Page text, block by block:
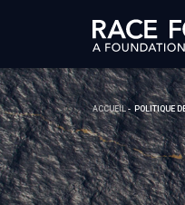
ACCUEIL POLITIQUE